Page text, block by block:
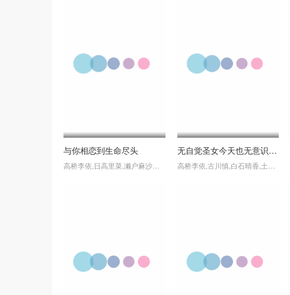
与你相恋到生命尽头
高桥李依,日高里菜,濑户麻沙美,石川由依,内山夕实,茅野爱衣
无自觉圣女今天也无意识地释放力量
高桥李依,古川慎,白石晴香,土岐隼一,田丸笃志,冈本信彦,宫本充,鸟海浩辅,集贝花,东地宏树,大原沙耶香